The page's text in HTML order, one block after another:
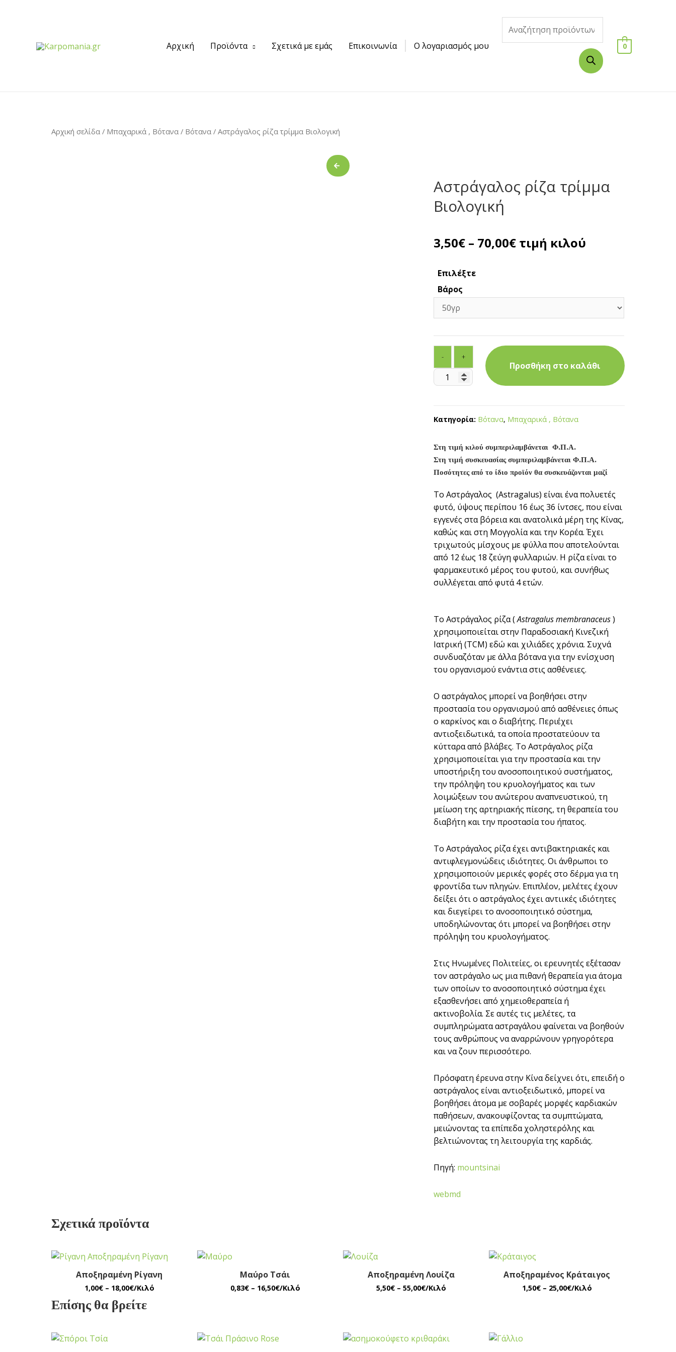
Αρχική Προϊόντα Σχετικά με εμάς Επικοινωνία Ο λογαριασμός μου 0
Αρχική σελίδα / Μπαχαρικά , Βότανα / Βότανα / Αστράγαλος ρίζα τρίμμα Βιολογική
Αστράγαλος ρίζα τρίμμα
Βιολογική
3,50€ – 70,00€ τιμή κιλού
Επιλέξτε
Βάρος
- +
Προσθήκη στο καλάθι
Κατηγορία: Βότανα, Μπαχαρικά , Βότανα
Στη τιμή κιλού συμπεριλαμβάνεται Φ.Π.Α.
Στη τιμή συσκευασίας συμπεριλαμβάνεται Φ.Π.Α.
Ποσότητες από το ίδιο προϊόν θα συσκευάζονται μαζί
Το Αστράγαλος (Astragalus) είναι ένα πολυετές
φυτό, ύψους περίπου 16 έως 36 ίντσες, που είναι
εγγενές στα βόρεια και ανατολικά μέρη της Κίνας,
καθώς και στη Μογγολία και την Κορέα. Έχει
τριχωτούς μίσχους με φύλλα που αποτελούνται
από 12 έως 18 ζεύγη φυλλαριών. Η ρίζα είναι το
φαρμακευτικό μέρος του φυτού, και συνήθως
συλλέγεται από φυτά 4 ετών.
Το Αστράγαλος ρίζα (Astragalus membranaceus)
χρησιμοποιείται στην Παραδοσιακή Κινεζική
Ιατρική (TCM) εδώ και χιλιάδες χρόνια. Συχνά
συνδυαζόταν με άλλα βότανα για την ενίσχυση
του οργανισμού ενάντια στις ασθένειες.
Ο αστράγαλος μπορεί να βοηθήσει στην
προστασία του οργανισμού από ασθένειες όπως
ο καρκίνος και ο διαβήτης. Περιέχει
αντιοξειδωτικά, τα οποία προστατεύουν τα
κύτταρα από βλάβες. Το Αστράγαλος ρίζα
χρησιμοποιείται για την προστασία και την
υποστήριξη του ανοσοποιητικού συστήματος,
την πρόληψη του κρυολογήματος και των
λοιμώξεων του ανώτερου αναπνευστικού, τη
μείωση της αρτηριακής πίεσης, τη θεραπεία του
διαβήτη και την προστασία του ήπατος.
Το Αστράγαλος ρίζα έχει αντιβακτηριακές και
αντιφλεγμονώδεις ιδιότητες. Οι άνθρωποι το
χρησιμοποιούν μερικές φορές στο δέρμα για τη
φροντίδα των πληγών. Επιπλέον, μελέτες έχουν
δείξει ότι ο αστράγαλος έχει αντιικές ιδιότητες
και διεγείρει το ανοσοποιητικό σύστημα,
υποδηλώνοντας ότι μπορεί να βοηθήσει στην
πρόληψη του κρυολογήματος.
Στις Ηνωμένες Πολιτείες, οι ερευνητές εξέτασαν
τον αστράγαλο ως μια πιθανή θεραπεία για άτομα
των οποίων το ανοσοποιητικό σύστημα έχει
εξασθενήσει από χημειοθεραπεία ή
ακτινοβολία. Σε αυτές τις μελέτες, τα
συμπληρώματα αστραγάλου φαίνεται να βοηθούν
τους ανθρώπους να αναρρώνουν γρηγορότερα
και να ζουν περισσότερο.
Πρόσφατη έρευνα στην Κίνα δείχνει ότι, επειδή ο
αστράγαλος είναι αντιοξειδωτικό, μπορεί να
βοηθήσει άτομα με σοβαρές μορφές καρδιακών
παθήσεων, ανακουφίζοντας τα συμπτώματα,
μειώνοντας τα επίπεδα χοληστερόλης και
βελτιώνοντας τη λειτουργία της καρδιάς.
Πηγή: mountsinai
webmd
Σχετικά προϊόντα
Αποξηραμένη Ρίγανη
1,00€ – 18,00€/Κιλό
Μαύρο Τσάι
0,83€ – 16,50€/Κιλό
Αποξηραμένη Λουίζα
5,50€ – 55,00€/Κιλό
Αποξηραμένος Κράταιγος
1,50€ – 25,00€/Κιλό
Επίσης θα βρείτε